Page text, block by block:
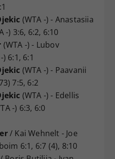
(WTA -) - Anastasiia
-) 3:6, 6:2, 6:10
(WTA -) - Lubov
6:1, 6:1
(WTA -) - Paavanii
7:5, 6:2
(WTA -) - Edellis
-) 6:3, 6:0
/ Kai Wehnelt - Joe
6:1, 6:7 (4), 8:10